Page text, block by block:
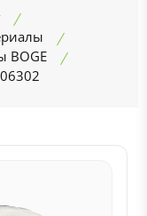
BOGE